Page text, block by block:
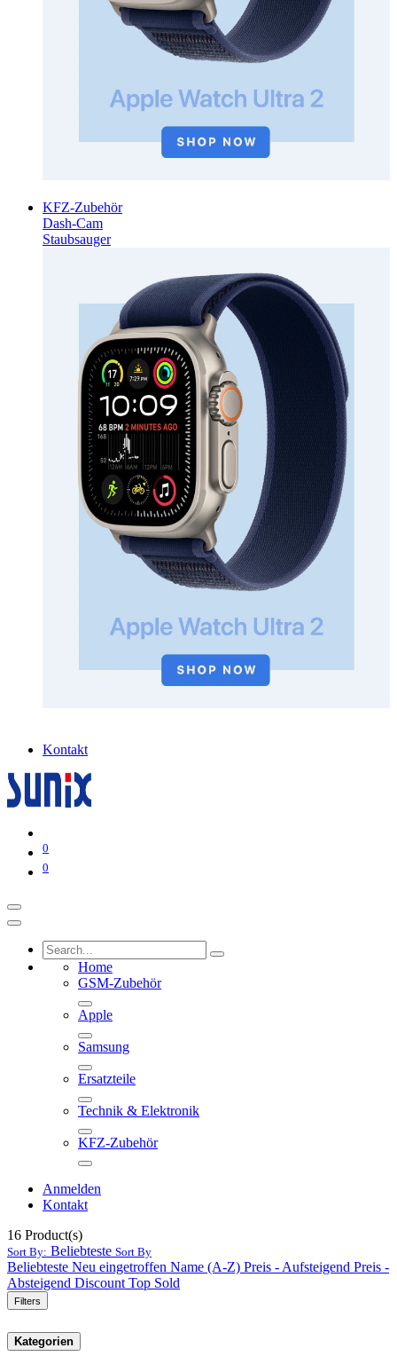
KFZ-Zubehör
Dash-Cam
Staubsauger
Kontakt
0
0
Home
GSM-Zubehör
Apple
Samsung
Ersatzteile
Technik & Elektronik
KFZ-Zubehör
Anmelden
Kontakt
16 Product(s)
Sort By: Beliebteste Sort By
Beliebteste Neu eingetroffen Name (A-Z) Preis - Aufsteigend Preis -
Absteigend Discount Top Sold
Filters
Kategorien